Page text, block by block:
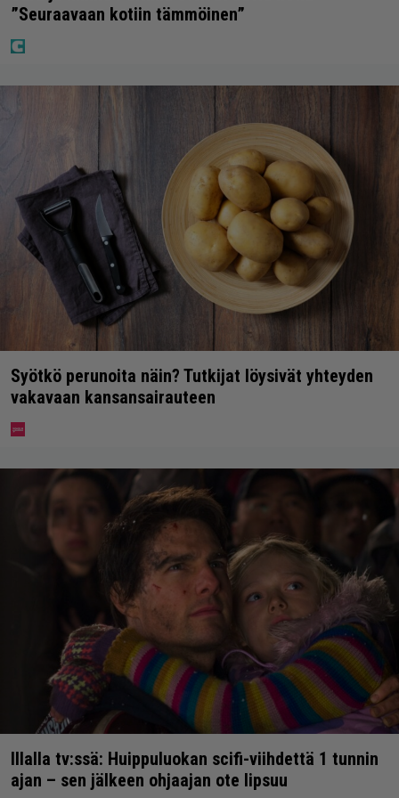
”Seuraavaan kotiin tämmöinen”
Syötkö perunoita näin? Tutkijat löysivät yhteyden
vakavaan kansansairauteen
Illalla tv:ssä: Huippuluokan scifi-viihdettä 1 tunnin
ajan – sen jälkeen ohjaajan ote lipsuu